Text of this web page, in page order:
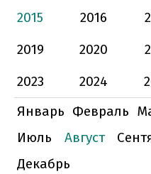
2015
2016
2019
2020
2023
2024
Январь Февраль
Июль
Август
Декабрь